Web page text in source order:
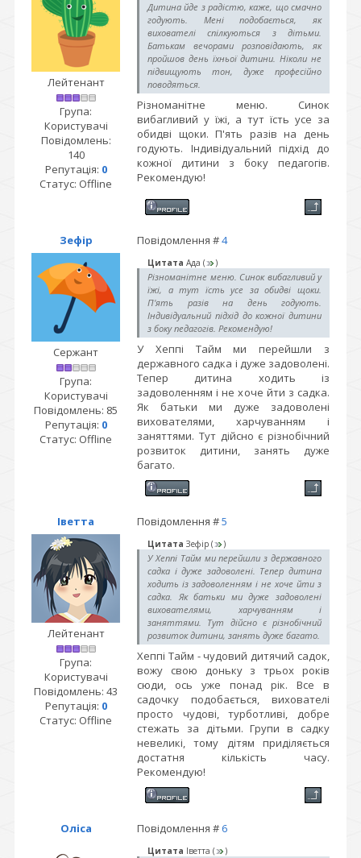
Лейтенант
Група:
Користувачі
Повідомлень:
140
Репутація: 0
Статус: Offline
Дитина йде з радістю, каже, що смачно
годують. Мені подобається, як
вихователі спілкуються з дітьми.
Батькам вечорами розповідають, як
пройшов день їхньої дитини. Ніколи не
підвищують тон, дуже професійно
поводяться.
Різноманітне меню. Синок
вибагливий у їжі, а тут їсть усе за
обидві щоки. П'ять разів на день
годують. Індивідуальний підхід до
кожної дитини з боку педагогів.
Рекомендую!
Зефір Повідомлення #4
Сержант
Група:
Користувачі
Повідомлень: 85
Репутація: 0
Статус: Offline
Цитата Ада ( )
Різноманітне меню. Синок вибагливий у
їжі, а тут їсть усе за обидві щоки.
П'ять разів на день годують.
Індивідуальний підхід до кожної дитини
з боку педагогів. Рекомендую!
У Хеппі Тайм ми перейшли з
державного садка і дуже задоволені.
Тепер дитина ходить із
задоволенням і не хоче йти з садка.
Як батьки ми дуже задоволені
вихователями, харчуванням і
заняттями. Тут дійсно є різнобічний
розвиток дитини, занять дуже
багато.
Іветта Повідомлення #5
Лейтенант
Група:
Користувачі
Повідомлень: 43
Репутація: 0
Статус: Offline
Цитата Зефір ( )
У Хеппі Тайм ми перейшли з державного
садка і дуже задоволені. Тепер дитина
ходить із задоволенням і не хоче йти з
садка. Як батьки ми дуже задоволені
вихователями, харчуванням і
заняттями. Тут дійсно є різнобічний
розвиток дитини, занять дуже багато.
Хеппі Тайм - чудовий дитячий садок,
вожу свою доньку з трьох років
сюди, ось уже понад рік. Все в
садочку подобається, вихователі
просто чудові, турботливі, добре
стежать за дітьми. Групи в садку
невеликі, тому дітям приділяється
достатня кількість часу.
Рекомендую!
Оліса Повідомлення # 6
Цитата Іветта ( )